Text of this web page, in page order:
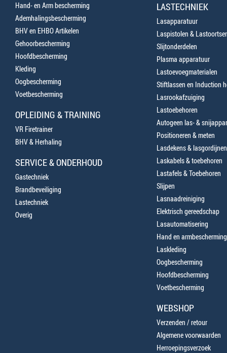
Hand- en Arm bescherming
Ademhalingsbescherming
BHV en EHBO Artikelen
Gehoorbescherming
Hoofdbescherming
Kleding
Oogbescherming
Voetbescherming
OPLEIDING & TRAINING
VR Firetrainer
BHV & Herhaling
SERVICE & ONDERHOUD
Gastechniek
Brandbeveiliging
Lastechniek
Overig
LASTECHNIEK
Lasapparatuur
Laspistolen &
Slijtonderdelen
Plasma apparatuur
Lastoevoegmaterialen
Stiftlassen en Induction
Lasrookafzuiging
Lastoebehoren
Autogeen las- &
Positioneren & meten
Lasdekens & lasgordijnen
Laskabels & toebehoren
Lastafels & Toebehoren
Slijpen
Lasnaadreiniging
Elektrisch gereedschap
Lasautomatisering
Hand en armbescherming
Laskleding
Oogbescherming
Hoofdbescherming
Voetbescherming
WEBSHOP
Verzenden / retour
Algemene voorwaarden
Herroepingsverzoek